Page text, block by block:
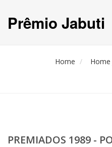
Prêmio Jabuti
Home Home
PREMIADOS 1989 -